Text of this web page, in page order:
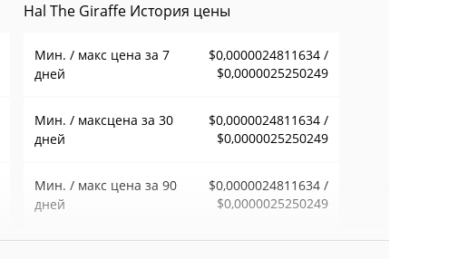
Hal The Giraffe История цены
Мин. / макс цена за 7
дней
$0,0000024811634 /
$0,0000025250249
Мин. / максцена за 30
дней
$0,0000024811634 /
$0,0000025250249
Мин. / макс цена за 90
дней
$0,0000024811634 /
$0,0000025250249